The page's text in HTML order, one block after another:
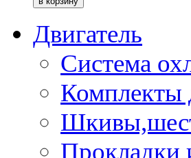
Двигатель
Система
Прокладки